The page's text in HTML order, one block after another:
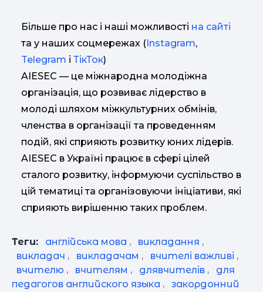
Більше про нас і наші можливості на сайті
та у наших соцмережах (Instagram,
Telegram і ТікТок)
AIESEC — це міжнародна молодіжна
організація, що розвиває лідерство в
молоді шляхом міжкультурних обмінів,
членства в організації та проведенням
подій, які сприяють розвитку юних лідерів.
AIESEC в Україні працює в сфері цілей
сталого розвитку, інформуючи суспільство в
цій тематиці та організовуючи ініціативи, які
сприяють вирішенню таких проблем.
Теги: англійська мова , викладання ,
викладач , викладачам , вчителі важливі ,
вчителю , вчителям , длявчителів ,
для
педагогов английского языка ,
закордонний